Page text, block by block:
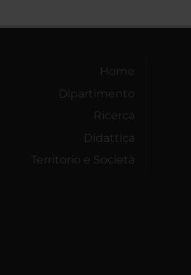
Home
Dipartimento
Ricerca
Didattica
Territorio e Società